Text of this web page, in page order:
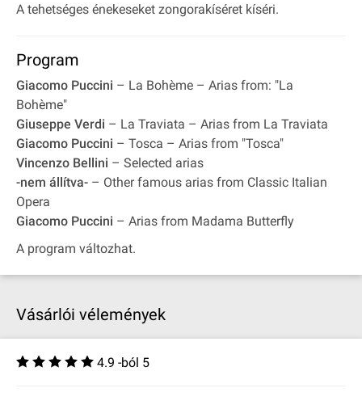
A tehetséges énekeseket zongorakíséret kíséri.
Program
Giacomo Puccini – La Bohème – Arias from: "La
Bohème"
Giuseppe Verdi – La Traviata – Arias from La Traviata
Giacomo Puccini – Tosca – Arias from "Tosca"
Vincenzo Bellini – Selected arias
-nem állítva- – Other famous arias from Classic Italian
Opera
Giacomo Puccini – Arias from Madama Butterfly
A program változhat.
Vásárlói vélemények
4.9 -ból 5